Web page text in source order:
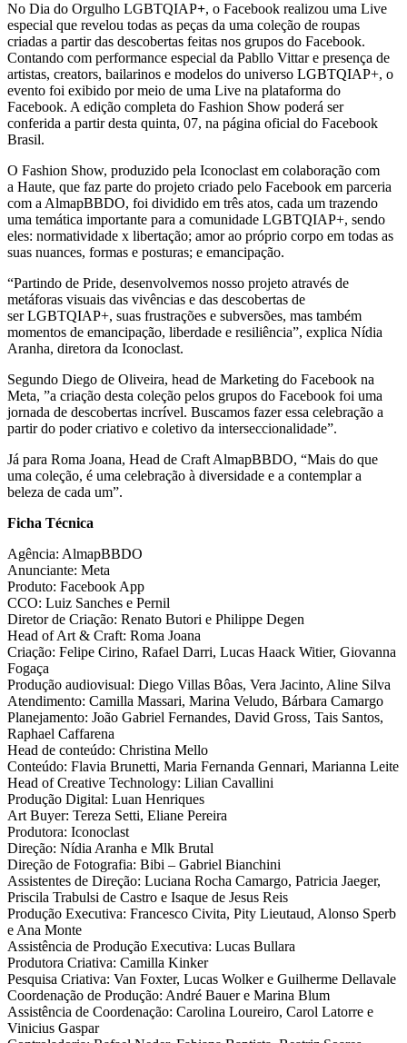
No Dia do Orgulho LGBTQIAP+, o Facebook realizou uma Live
especial que revelou todas as peças da uma coleção de roupas
criadas a partir das descobertas feitas nos grupos do Facebook.
Contando com performance especial da Pabllo Vittar e presença de
artistas, creators, bailarinos e modelos do universo LGBTQIAP+, o
evento foi exibido por meio de uma Live na plataforma do
Facebook. A edição completa do Fashion Show poderá ser
conferida a partir desta quinta, 07, na página oficial do Facebook
Brasil.
O Fashion Show, produzido pela Iconoclast em colaboração com
a Haute, que faz parte do projeto criado pelo Facebook em parceria
com a AlmapBBDO, foi dividido em três atos, cada um trazendo
uma temática importante para a comunidade LGBTQIAP+, sendo
eles: normatividade x libertação; amor ao próprio corpo em todas as
suas nuances, formas e posturas; e emancipação.
“Partindo de Pride, desenvolvemos nosso projeto através de
metáforas visuais das vivências e das descobertas de
ser LGBTQIAP+, suas frustrações e subversões, mas também
momentos de emancipação, liberdade e resiliência”, explica Nídia
Aranha, diretora da Iconoclast.
Segundo Diego de Oliveira, head de Marketing do Facebook na
Meta, ”a criação desta coleção pelos grupos do Facebook foi uma
jornada de descobertas incrível. Buscamos fazer essa celebração a
partir do poder criativo e coletivo da interseccionalidade”.
Já para Roma Joana, Head de Craft AlmapBBDO, “Mais do que
uma coleção, é uma celebração à diversidade e a contemplar a
beleza de cada um”.
Ficha Técnica
Agência: AlmapBBDO
Anunciante: Meta
Produto: Facebook App
CCO: Luiz Sanches e Pernil
Diretor de Criação: Renato Butori e Philippe Degen
Head of Art & Craft: Roma Joana
Criação: Felipe Cirino, Rafael Darri, Lucas Haack Witier, Giovanna
Fogaça
Produção audiovisual: Diego Villas Bôas, Vera Jacinto, Aline Silva
Atendimento: Camilla Massari, Marina Veludo, Bárbara Camargo
Planejamento: João Gabriel Fernandes, David Gross, Tais Santos,
Raphael Caffarena
Head de conteúdo: Christina Mello
Conteúdo: Flavia Brunetti, Maria Fernanda Gennari, Marianna Leite
Head of Creative Technology: Lilian Cavallini
Produção Digital: Luan Henriques
Art Buyer: Tereza Setti, Eliane Pereira
Produtora: Iconoclast
Direção: Nídia Aranha e Mlk Brutal
Direção de Fotografia: Bibi – Gabriel Bianchini
Assistentes de Direção: Luciana Rocha Camargo, Patricia Jaeger,
Priscila Trabulsi de Castro e Isaque de Jesus Reis
Produção Executiva: Francesco Civita, Pity Lieutaud, Alonso Sperb
e Ana Monte
Assistência de Produção Executiva: Lucas Bullara
Produtora Criativa: Camilla Kinker
Pesquisa Criativa: Van Foxter, Lucas Wolker e Guilherme Dellavale
Coordenação de Produção: André Bauer e Marina Blum
Assistência de Coordenação: Carolina Loureiro, Carol Latorre e
Vinicius Gaspar